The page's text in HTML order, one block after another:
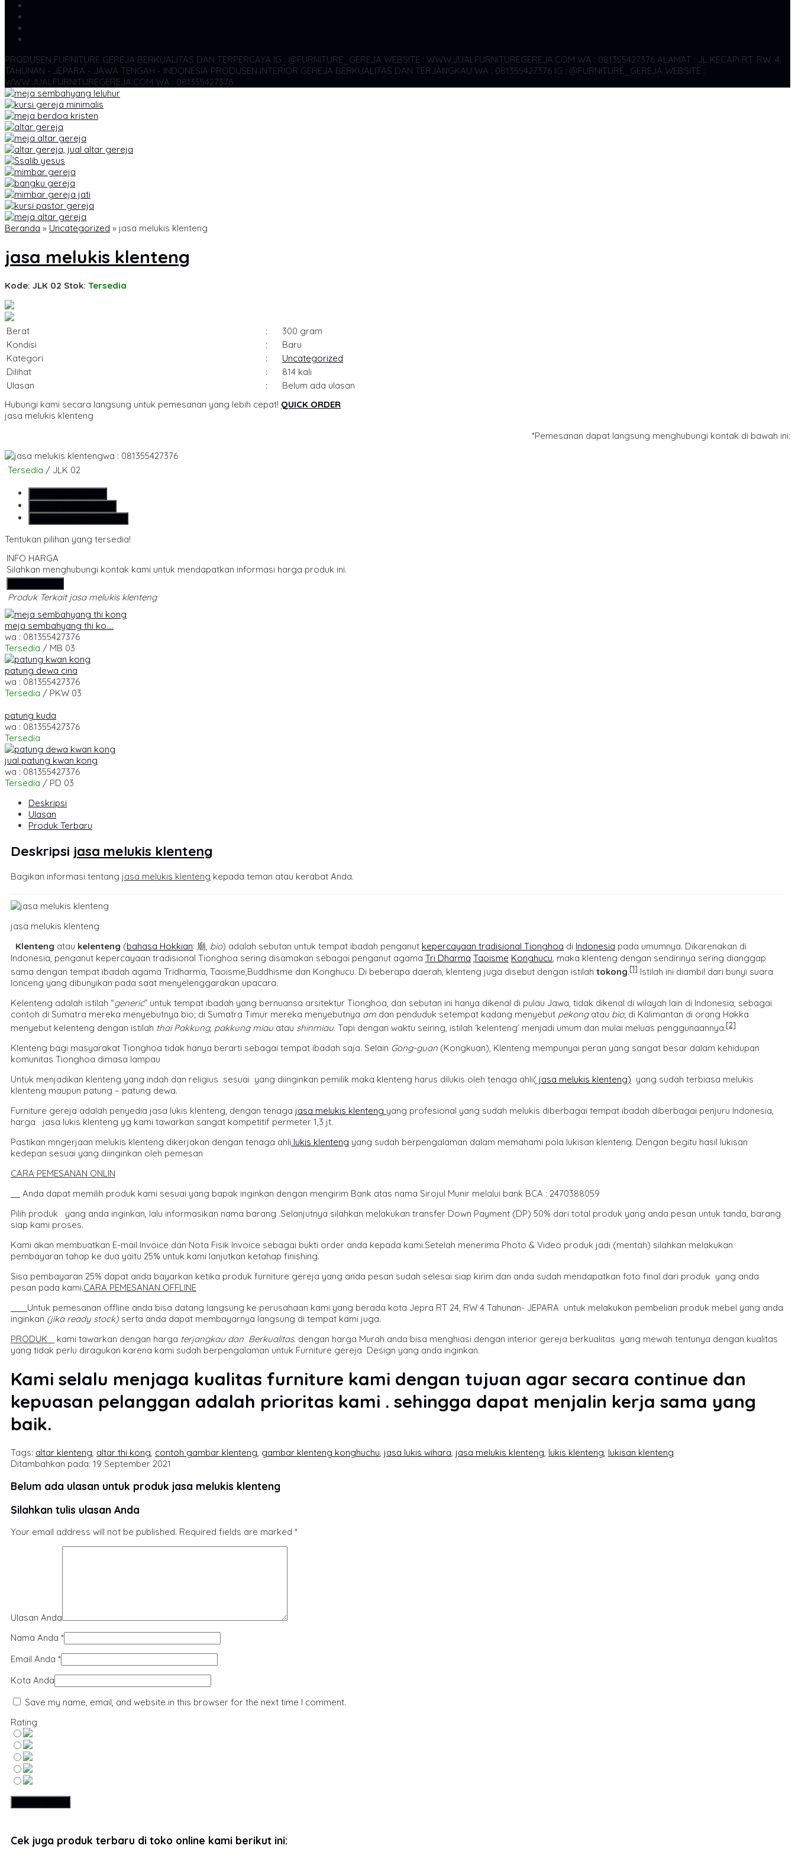
PRODUSEN FURNITURE GEREJA BERKUALITAS DAN TERPERCAYA IG : @FURNITURE_GEREJA WEBSITE : WWW.JUALFURNITUREGEREJA.COM WA : 081355427376 ALAMAT : JL KECAPI RT. RW .4
TAHUNAN - JEPARA - JAWA TENGAH - INDONESIA PRODUSEN INTERIOR GEREJA BERKUALITAS DAN TERJANGKAU WA : 081355427376 IG : @FURNITURE_GEREJA WEBSITE :
WWW.JUALFURNITUREGEREJA.COM WA : 081355427376
Beranda » Uncategorized » jasa melukis klenteng
jasa melukis klenteng
Kode: JLK 02 Stok: Tersedia
Berat :
300 gram
Kondisi
:
Baru
Kategori
:
Uncategorized
Dilihat
:
814 kali
Ulasan
:
Belum ada ulasan
Hubungi kami secara langsung untuk pemesanan yang lebih cepat! QUICK ORDER
jasa melukis klenteng
*Pemesanan dapat langsung menghubungi kontak di bawah ini:
wa : 081355427376
Tersedia / JLK 02
Tentukan pilihan yang tersedia!
INFO HARGA
Silahkan menghubungi kontak kami untuk mendapatkan informasi harga produk ini.
Produk Terkait jasa melukis klenteng
meja sembahyang thi ko....
wa : 081355427376
Tersedia / MB 03
patung dewa cina
wa : 081355427376
Tersedia / PKW 03
patung kuda
wa : 081355427376
Tersedia
jual patung kwan kong
wa : 081355427376
Tersedia / PD 03
Deskripsi
Ulasan
Produk Terbaru
Deskripsi jasa melukis klenteng
Bagikan informasi tentang jasa melukis klenteng kepada teman atau kerabat Anda.
jasa melukis klenteng
Klenteng atau kelenteng (bahasa Hokkian: 廟, bio) adalah sebutan untuk tempat ibadah penganut kepercayaan tradisional Tionghoa di Indonesia pada umumnya. Dikarenakan di
Indonesia, penganut kepercayaan tradisional Tionghoa sering disamakan sebagai penganut agama Tri Dharma Taoisme Konghucu , maka klenteng dengan sendirinya sering dianggap
sama dengan tempat ibadah agama Tridharma, Taoisme,Buddhisme dan Konghucu. Di beberapa daerah, klenteng juga disebut dengan istilah tokong.[1] Istilah ini diambil dari bunyi suara
lonceng yang dibunyikan pada saat menyelenggarakan upacara.
Kelenteng adalah istilah “generic” untuk tempat ibadah yang bernuansa arsitektur Tionghoa, dan sebutan ini hanya dikenal di pulau Jawa, tidak dikenal di wilayah lain di Indonesia, sebagai
contoh di Sumatra mereka menyebutnya bio; di Sumatra Timur mereka menyebutnya am dan penduduk setempat kadang menyebut pekongatau bio; di Kalimantan di orang Hakka
menyebut kelenteng dengan istilah thai Pakkung, pakkung miau atau shinmiau. Tapi dengan waktu seiring, istilah ‘kelenteng’ menjadi umum dan mulai meluas penggunaannya.[2]
Klenteng bagi masyarakat Tionghoa tidak hanya berarti sebagai tempat ibadah saja. Selain Gong-guan (Kongkuan), Klenteng mempunyai peran yang sangat besar dalam kehidupan
komunitas Tionghoa dimasa lampau
Untuk menjadikan klenteng yang indah dan religius sesuai yang diinginkan pemilik maka klenteng harus dilukis oleh tenaga ahli( jasa melukis klenteng) yang sudah terbiasa melukis
klenteng maupun patung – patung dewa.
Furniture gereja adalah penyedia jasa lukis klenteng, dengan tenaga jasa melukis klenteng yang profesional yang sudah melukis diberbagai tempat ibadah diberbagai penjuru Indonesia,
harga jasa lukis klenteng yg kami tawarkan sangat kompetitif permeter 1,3 jt.
Pastikan mngerjaan melukis klenteng dikerjakan dengan tenaga ahli lukis klenteng yang sudah berpengalaman dalam memahami pola lukisan klenteng. Dengan begitu hasil lukisan
kedepan sesuai yang diinginkan oleh pemesan
CARA PEMESANAN ONLIN
Anda dapat memilih produk kami sesuai yang bapak inginkan dengan mengirim Bank atas nama Sirojul Munir melalui bank BCA : 2470388059
Pilih produk yang anda inginkan, lalu informasikan nama barang .Selanjutnya silahkan melakukan transfer Down Payment (DP) 50% dari total produk yang anda pesan untuk tanda, barang
siap kami proses.
Kami akan membuatkan E-mail Invoice dan Nota Fisik Invoice sebagai bukti order anda kepada kami.Setelah menerima Photo & Video produk jadi (mentah) silahkan melakukan
pembayaran tahap ke dua yaitu 25% untuk kami lanjutkan ketahap finishing.
Sisa pembayaran 25% dapat anda bayarkan ketika produk furniture gereja yang anda pesan sudah selesai siap kirim dan anda sudah mendapatkan foto final dari produk yang anda
pesan pada kami.CARA PEMESANAN OFFLINE
Untuk pemesanan offline anda bisa datang langsung ke perusahaan kami yang berada kota Jepra RT 24, RW 4 Tahunan- JEPARA untuk melakukan pembelian produk mebel yang anda
inginkan (jika ready stock) serta anda dapat membayarnya langsung di tempat kami juga.
PRODUK
kami tawarkan dengan harga terjangkau dan Berkualitas. dengan harga Murah anda bisa menghiasi dengan interior gereja berkualitas yang mewah tentunya dengan kualitas
yang tidak perlu diragukan karena kami sudah berpengalaman untuk Furniture gereja Design yang anda inginkan.
Kami selalu menjaga kualitas furniture kami dengan tujuan agar secara continue dan
kepuasan pelanggan adalah prioritas kami . sehingga dapat menjalin kerja sama yang
baik.
Tags: altar klenteng altar thi kong contoh gambar klenteng gambar klenteng konghuchu jasa lukis wihara jasa melukis klenteng lukis klenteng lukisan klenteng
Ditambahkan pada: 19 September 2021
Belum ada ulasan untuk produk jasa melukis klenteng
Silahkan tulis ulasan Anda
Your email address will not be published. Required fields are marked *
Ulasan Anda
Nama Anda *
Email Anda *
Kota Anda
Save my name, email, and website in this browser for the next time I comment.
Rating
Cek juga produk terbaru di toko online kami berikut ini: